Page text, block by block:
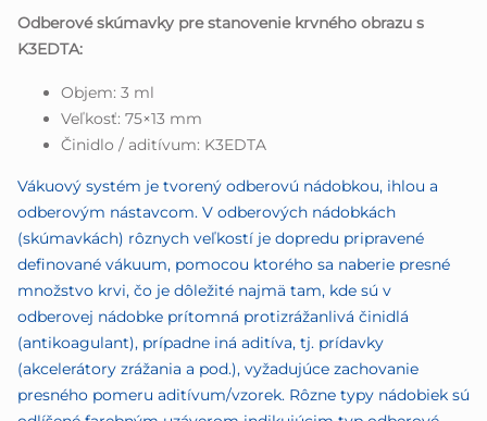
Odberové skúmavky pre stanovenie krvného obrazu s
K3EDTA:
Objem: 3 ml
Veľkosť: 75×13 mm
Činidlo / aditívum: K3EDTA
Vákuový systém je tvorený odberovú nádobkou, ihlou a
odberovým nástavcom. V odberových nádobkách
(skúmavkách) rôznych veľkostí je dopredu pripravené
definované vákuum, pomocou ktorého sa naberie presné
množstvo krvi, čo je dôležité najmä tam, kde sú v
odberovej nádobke prítomná protizrážanlivá činidlá
(antikoagulant), prípadne iná aditíva, tj. prídavky
(akcelerátory zrážania a pod.), vyžadujúce zachovanie
presného pomeru aditívum/vzorek. Rôzne typy nádobiek sú